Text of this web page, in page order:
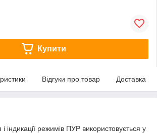
Купити
Відгуки про товар Доставка
індикації режимів ПУР використовується у